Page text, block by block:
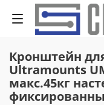
Кронштейн
Ultramounts
макс.45кг